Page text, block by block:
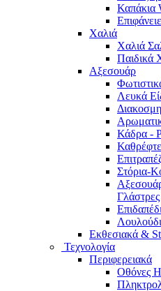
Καπάκια
Χαλιά
Χαλιά
Παιδικά
Αξεσουάρ
Λευκά
Κάδρα -
Στόρια-
Γλάστρες
Εκθεσιακά &
Τεχνολογία
Περιφερειακά
Οθόνες